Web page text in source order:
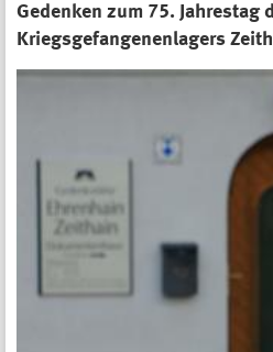
Gedenken zum 75. Jahrestag
Kriegsgefangenenlagers